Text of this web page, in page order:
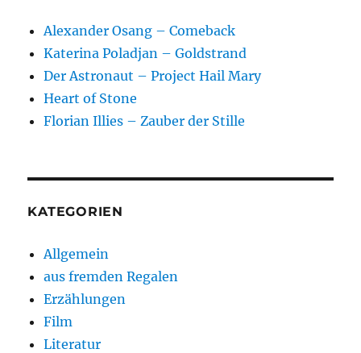
Alexander Osang – Comeback
Katerina Poladjan – Goldstrand
Der Astronaut – Project Hail Mary
Heart of Stone
Florian Illies – Zauber der Stille
KATEGORIEN
Allgemein
aus fremden Regalen
Erzählungen
Film
Literatur